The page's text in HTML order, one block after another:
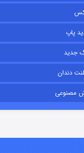
قسمت۱۵ (دوبله) منتشر شد
پاپ
جدید
دندان
مصنوعی